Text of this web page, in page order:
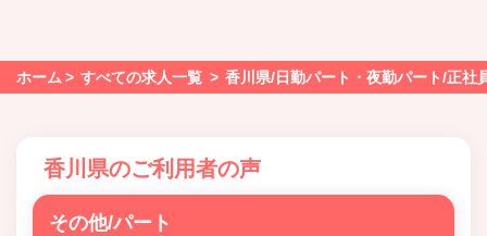
ホーム すべての求人一覧 香川県/日勤パート・夜勤パート/正社
香川県のご利用者の声
その他/パート